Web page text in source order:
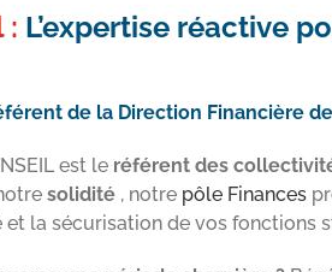
: L’expertise réactive
de la Direction Financière
est le référent des
solidité, notre pôle Finances
la sécurisation de vos fonctions